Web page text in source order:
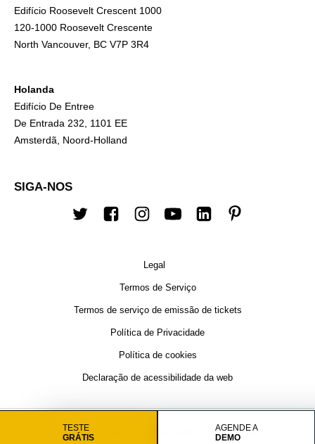
TESTE
GRÁTIS
AGENDE A
DEMO
Edifício Roosevelt Crescent 1000
120-1000 Roosevelt Crescente
North Vancouver, BC V7P 3R4
Holanda
Edifício De Entree
De Entrada 232, 1101 EE
Amsterdã, Noord-Holland
SIGA-NOS
TwitterFacebookInstagram
YoutubeLinkedin
Legal
Termos de Serviço
Termos de serviço de emissão de tickets
Política de Privacidade
Política de cookies
Declaração de acessibilidade da web
© 2026 Timely. Todos os direitos reservados.